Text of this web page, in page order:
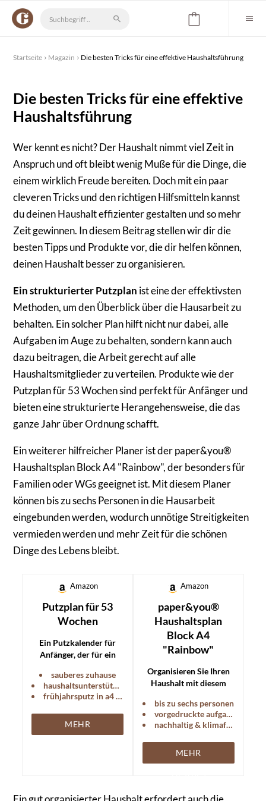
Startseite Magazin Die besten Tricks für eine effektive Haushaltsführung
Die besten Tricks für eine effektive
Haushaltsführung
Wer kennt es nicht? Der Haushalt nimmt viel Zeit in
Anspruch und oft bleibt wenig Muße für die Dinge, die
einem wirklich Freude bereiten. Doch mit ein paar
cleveren Tricks und den richtigen Hilfsmitteln kannst
du deinen Haushalt effizienter gestalten und so mehr
Zeit gewinnen. In diesem Beitrag stellen wir dir die
besten Tipps und Produkte vor, die dir helfen können,
deinen Haushalt besser zu organisieren.
Ein strukturierter Putzplan ist eine der effektivsten
Methoden, um den Überblick über die Hausarbeit zu
behalten. Ein solcher Plan hilft nicht nur dabei, alle
Aufgaben im Auge zu behalten, sondern kann auch
dazu beitragen, die Arbeit gerecht auf alle
Haushaltsmitglieder zu verteilen. Produkte wie der
Putzplan für 53 Wochen sind perfekt für Anfänger und
bieten eine strukturierte Herangehensweise, die das
ganze Jahr über Ordnung schafft.
Ein weiterer hilfreicher Planer ist der paper&you®
Haushaltsplan Block A4 "Rainbow", der besonders für
Familien oder WGs geeignet ist. Mit diesem Planer
können bis zu sechs Personen in die Hausarbeit
eingebunden werden, wodurch unnötige Streitigkeiten
vermieden werden und mehr Zeit für die schönen
Dinge des Lebens bleibt.
Amazon
Putzplan für 53
Wochen
Ein Putzkalender für
Anfänger, der für ein
und Ordnung in Ihr
Zuhause bringt.
sauberes zuhause
haushaltsunterstützer
frühjahrsputz in a4 format
MEHR
Amazon
paper&you®
Haushaltsplan
Block A4
"Rainbow"
Organisieren Sie Ihren
Haushalt mit diesem
Familien oder WGs.
bis zu sechs personen
vorgedruckte aufgaben
nachhaltig & klimafreundlich
MEHR